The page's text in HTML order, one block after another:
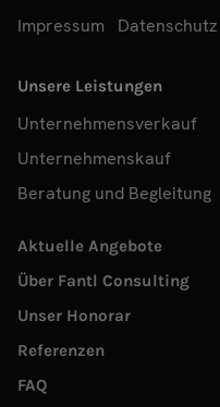
Impressum Datenschutz
Unsere Leistungen
Unternehmensverkauf
Unternehmenskauf
Beratung und Begleitung
Aktuelle Angebote
Über Fantl Consulting
Unser Honorar
Referenzen
FAQ